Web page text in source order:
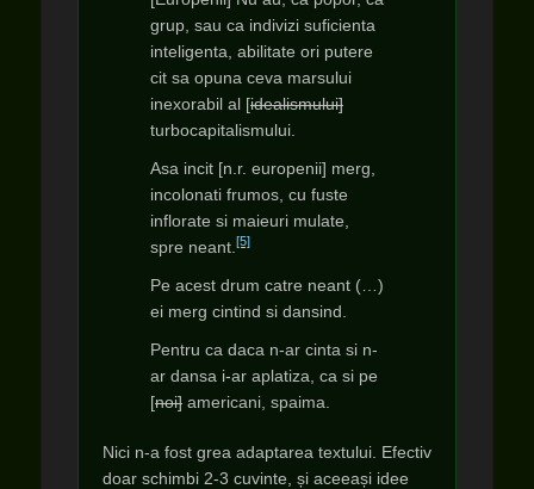
grup, sau ca indivizi suficienta
inteligenta, abilitate ori putere
cit sa opuna ceva marsului
inexorabil al [idealismului]
turbocapitalismului
Asa incit [n.r. europenii] merg,
incolonati frumos, cu fuste
inflorate si maieuri mulate,
spre neant. [5]
Pe acest drum catre neant (…)
ei merg cintind si dansind.
Pentru ca daca n-ar cinta si n-
ar dansa i-ar aplatiza, ca si pe
[noi] americani, spaima.
Nici n-a fost grea adaptarea textului. Efectiv
doar schimbi 2-3 cuvinte, și aceeași idee